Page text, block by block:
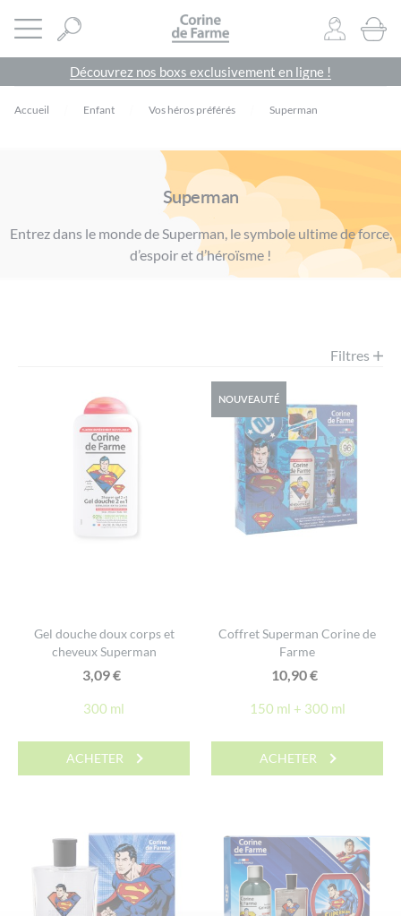
Ouvrir le menu CORINE DE FARME SITE OFFICIEL
0
Découvrez nos boxs exclusivement en ligne !
Accueil Enfant Vos héros préférés Superman
Superman
Entrez dans le monde de Superman, le symbole ultime de force,
d’espoir et d’héroïsme !
Filtres
Gel douche doux corps et
cheveux Superman
3,09€
300 ml
ACHETER
NOUVEAUTÉ
Coffret Superman Corine de
Farme
10,90€
150 ml + 300 ml
ACHETER